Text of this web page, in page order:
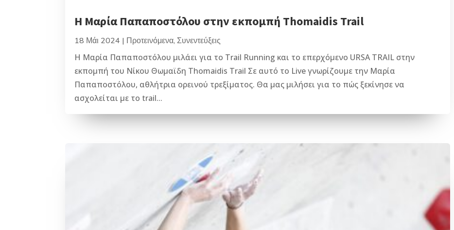
Η Μαρία Παπαποστόλου στην εκπομπή Thomaidis Trail
18 Μάι 2024 | Προτεινόμενα,Συνεντεύξεις
Η Μαρία Παπαποστόλου μιλάει για το Trail Running και το επερχόμενο URSA TRAIL στην
εκπομπή του Νίκου Θωμαϊδη Thomaidis Trail Σε αυτό το Live γνωρίζουμε την Μαρία
Παπαποστόλου, αθλήτρια ορεινού τρεξίματος. Θα μας μιλήσει για το πώς ξεκίνησε να
ασχολείται με το trail...